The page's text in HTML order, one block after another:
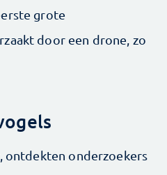
grote
door een drone, zo
ontdekten onderzoekers